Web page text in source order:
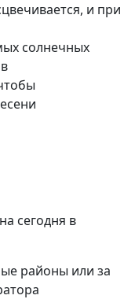
и при
солнечных
сегодня в
районы или за